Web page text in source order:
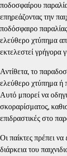
ποδοσφαίρου
επηρεάζοντας την
ποδόσφαιρο
ελεύθερο χτύπημα
εκτελεστεί γρήγορα
Αντίθετα, το
ελεύθερο χτύπημα ή
Αυτό μπορεί να
σκοραρίσματος,
επιδραστικές στο
Οι παίκτες πρέπει να
διάρκεια του